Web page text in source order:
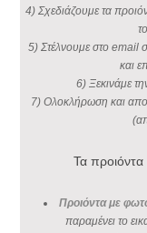
4) Σχεδιάζουμε τα
5) Στέλνουμε στο email
και
6) Ξεκινάμε
7) Ολοκλήρωση και
Τα προιόντα
Προιόντα με
παραμένει το